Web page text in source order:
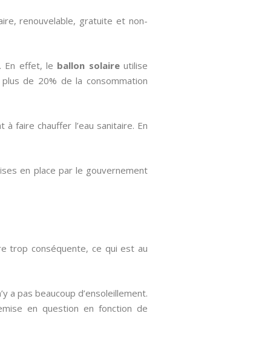
renouvelable, gratuite et non-
En effet, le ballon solaireutilise
de 20% de la consommation
faire chauffer l’eau sanitaire. En
en place par le gouvernement
trop conséquente, ce qui est au
a pas beaucoup d’ensoleillement.
en question en fonction de